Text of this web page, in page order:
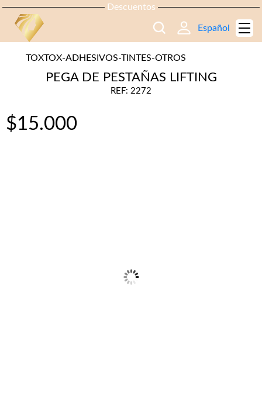
Descuentos
Español
TOXTOX-ADHESIVOS-TINTES-OTROS
PEGA DE PESTAÑAS LIFTING
REF: 2272
$15.000